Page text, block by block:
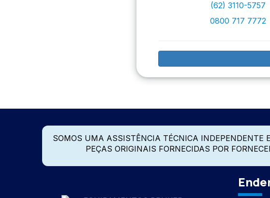
(62) 3110-5757
0800 717 7772
SOMOS UMA ASSISTÊNCIA TÉCNICA
PEÇAS ORIGINAIS FORNECIDAS POR